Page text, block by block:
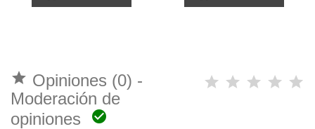
 Opiniones (0) -
Moderación de
opiniones
